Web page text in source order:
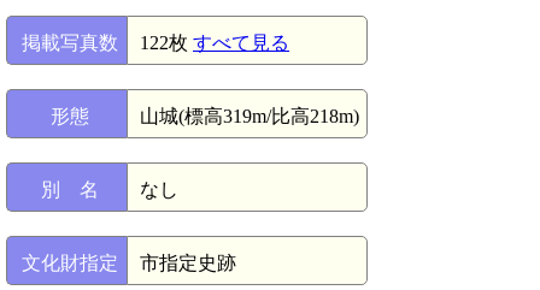
掲載写真数 122枚 すべて見る
形態 山城(標高319m/比高218m)
別 名 なし
文化財指定 市指定史跡